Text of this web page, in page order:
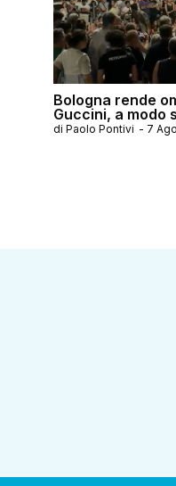
Bologna rende
Guccini, a modo
di Paolo Pontivi - 7